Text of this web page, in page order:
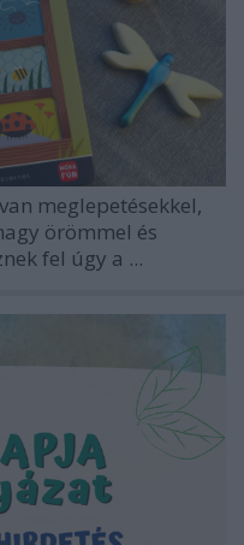
meglepetésekkel,
örömmel és
fel úgy a ...